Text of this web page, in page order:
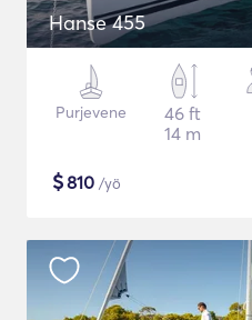
Hanse 455
Purjevene
46 ft
14 m
$810 /yö